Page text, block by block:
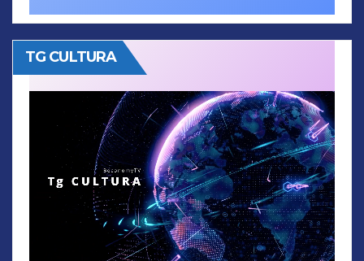
TG CULTURA